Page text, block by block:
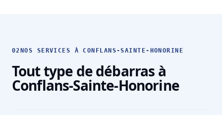
02 NOS SERVICES À CONFLANS-SAINTE-HONORINE
Tout type de débarras à
Conflans-Sainte-Honorine